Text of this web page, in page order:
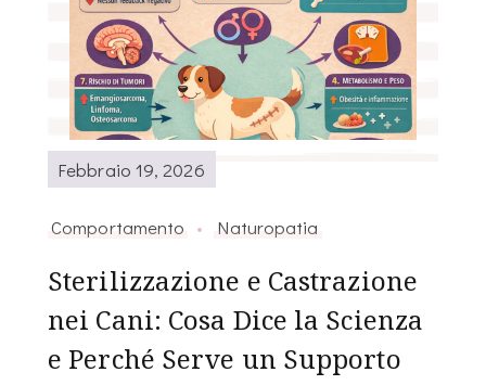
Febbraio 19, 2026
Comportamento Naturopatia
Sterilizzazione e Castrazione
nei Cani: Cosa Dice la Scienza
e Perché Serve un Supporto